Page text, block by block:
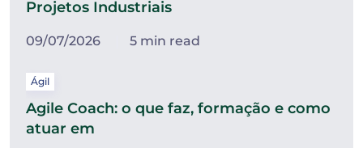
Projetos Industriais
09/07/2026 5 min read
Ágil
Agile Coach: o que faz, formação e como
atuar em